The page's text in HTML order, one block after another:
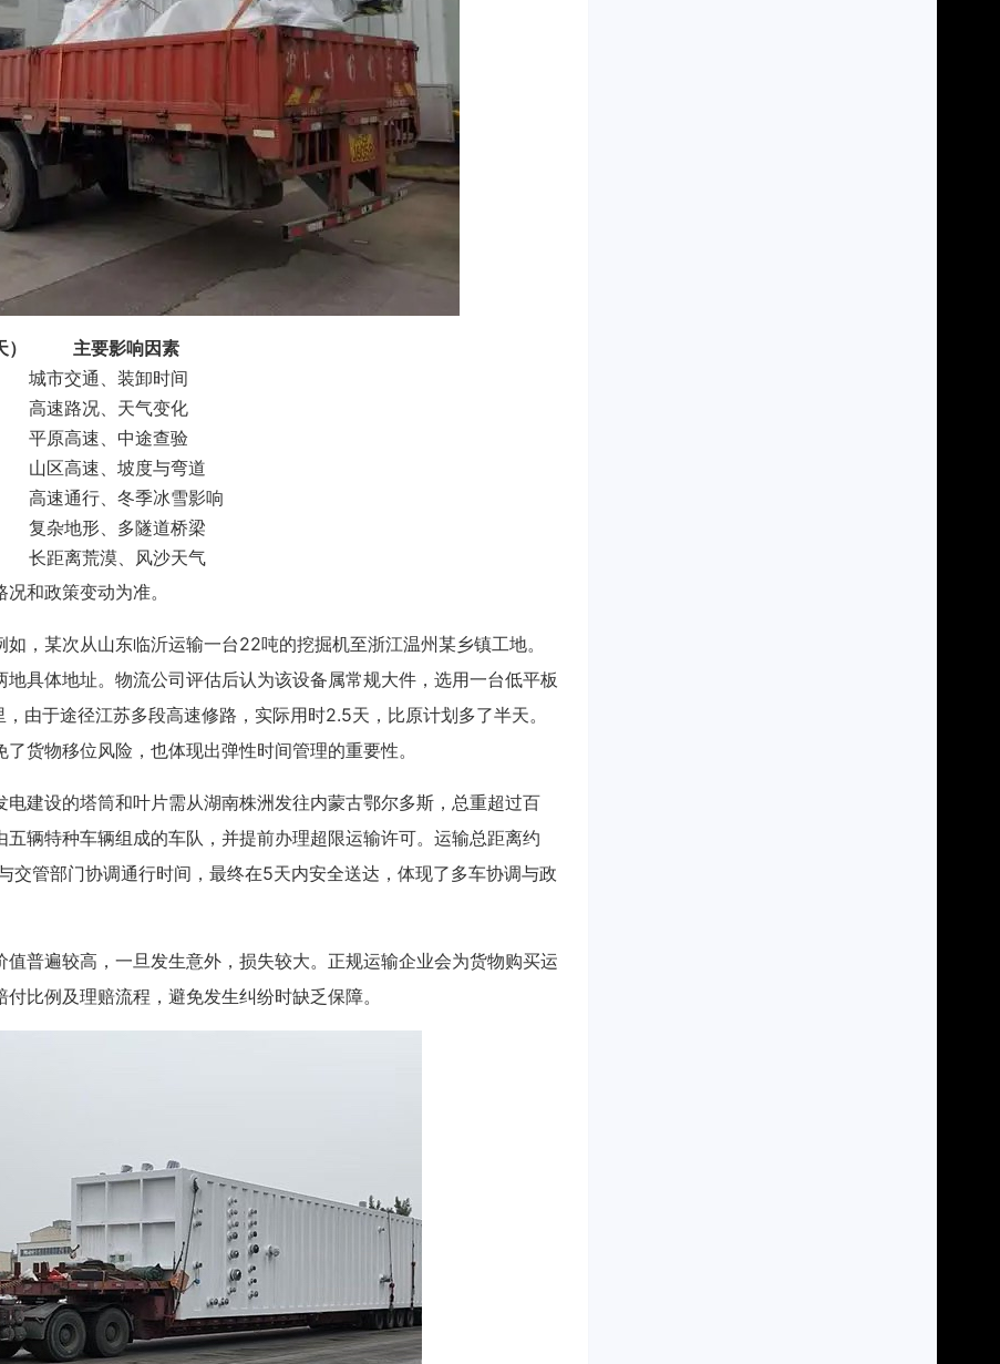
主要影响因素
城市交通、装卸时间
高速路况、天气变化
平原高速、中途查验
山区高速、坡度与弯道
高速通行、冬季冰雪影响
复杂地形、多隧道桥梁
长距离荒漠、风沙天气
和政策变动为准。
，某次从山东临沂运输一台22吨的挖掘机至浙江温州某乡镇工地。
具体地址。物流公司评估后认为该设备属常规大件，选用一台低平板
由于途径江苏多段高速修路，实际用时2.5天，比原计划多了半天。
货物移位风险，也体现出弹性时间管理的重要性。
建设的塔筒和叶片需从湖南株洲发往内蒙古鄂尔多斯，总重超过百
辆特种车辆组成的车队，并提前办理超限运输许可。运输总距离约
交管部门协调通行时间，最终在5天内安全送达，体现了多车协调与政
普遍较高，一旦发生意外，损失较大。正规运输企业会为货物购买运
比例及理赔流程，避免发生纠纷时缺乏保障。